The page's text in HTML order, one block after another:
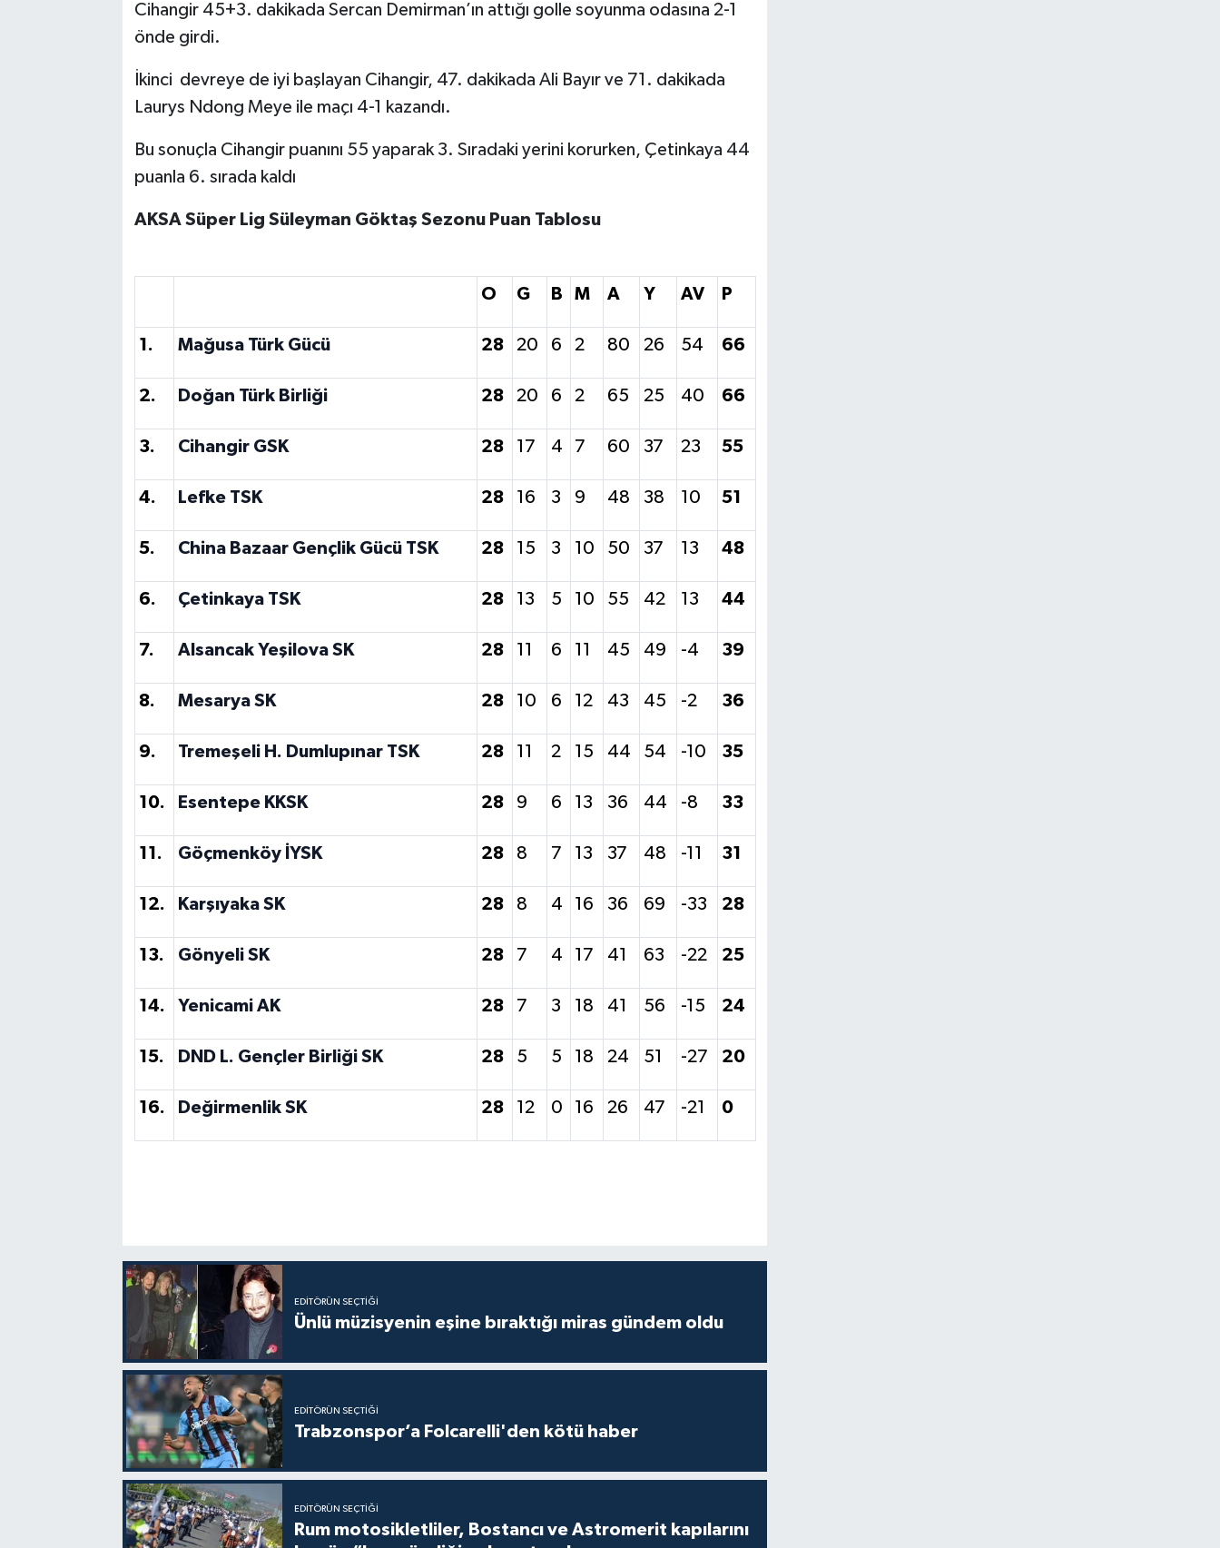
Cihangir 45+3. dakikada Sercan Demirman’ın attığı golle soyunma odasına 2-1
önde girdi.
İkinci devreye de iyi başlayan Cihangir, 47. dakikada Ali Bayır ve 71. dakikada
Laurys Ndong Meye ile maçı 4-1 kazandı.
Bu sonuçla Cihangir puanını 55 yaparak 3. Sıradaki yerini korurken, Çetinkaya 44
puanla 6. sırada kaldı
AKSA Süper Lig Süleyman Göktaş Sezonu Puan Tablosu
O G B M A Y AV P
1. Mağusa Türk Gücü 28 20 6 2 80 26 54 66
2. Doğan Türk Birliği 28 20 6 2 65 25 40 66
3. Cihangir GSK 28 17 4 7 60 37 23 55
4. Lefke TSK 28 16 3 9 48 38 10 51
5. China Bazaar Gençlik Gücü TSK 28 15 3 10 50 37 13 48
6. Çetinkaya TSK 28 13 5 10 55 42 13 44
7. Alsancak Yeşilova SK 28 11 6 11 45 49 -4 39
8. Mesarya SK 28 10 6 12 43 45 -2 36
9. Tremeşeli H. Dumlupınar TSK 28 11 2 15 44 54 -10 35
10. Esentepe KKSK 28 9 6 13 36 44 -8 33
11. Göçmenköy İYSK 28 8 7 13 37 48 -11 31
12. Karşıyaka SK 28 8 4 16 36 69 -33 28
13. Gönyeli SK 28 7 4 17 41 63 -22 25
14. Yenicami AK 28 7 3 18 41 56 -15 24
15. DND L. Gençler Birliği SK 28 5 5 18 24 51 -27 20
16. Değirmenlik SK 28 12 0 16 26 47 -21 0
EDITÖRÜN SEÇTIĞI
Ünlü müzisyenin eşine bıraktığı miras gündem oldu
EDITÖRÜN SEÇTIĞI
Trabzonspor’a Folcarelli'den kötü haber
EDITÖRÜN SEÇTIĞI
Rum motosikletliler, Bostancı ve Astromerit kapılarını